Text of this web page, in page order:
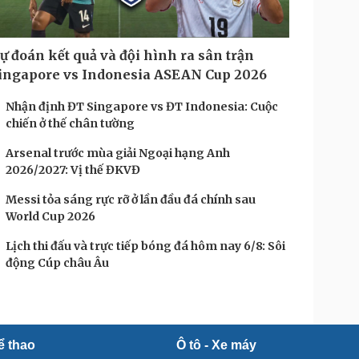
đoán kết quả và đội hình ra sân trận
vs Indonesia ASEAN Cup 2026
Nhận định ĐT Singapore vs ĐT Indonesia: Cuộc
chiến ở thế chân tường
Arsenal trước mùa giải Ngoại hạng Anh
2026/2027: Vị thế ĐKVĐ
Messi tỏa sáng rực rỡ ở lần đầu đá chính sau
World Cup 2026
Lịch thi đấu và trực tiếp bóng đá hôm nay 6/8: Sôi
động Cúp châu Âu
thao Ô tô - Xe máy